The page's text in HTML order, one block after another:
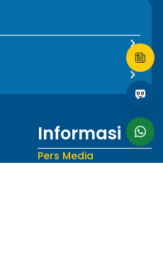
Informasi
Pers Media